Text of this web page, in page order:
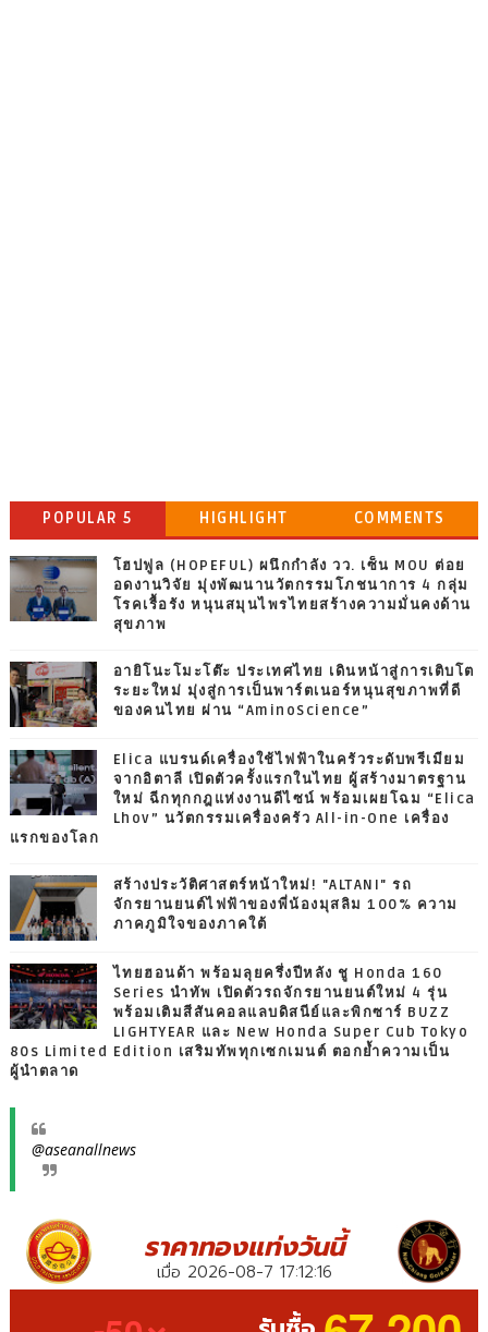
POPULAR 5 HIGHLIGHT COMMENTS
โฮปฟูล (HOPEFUL) ผนึกกำลัง วว. เซ็น MOU ต่อย
อดงานวิจัย มุ่งพัฒนานวัตกรรมโภชนาการ 4 กลุ่ม
โรคเรื้อรัง หนุนสมุนไพรไทยสร้างความมั่นคงด้าน
สุขภาพ
อายิโนะโมะโต๊ะ ประเทศไทย เดินหน้าสู่การเติบโต
ระยะใหม่ มุ่งสู่การเป็นพาร์ตเนอร์หนุนสุขภาพที่ดี
ของคนไทย ผ่าน “AminoScience”
Elica แบรนด์เครื่องใช้ไฟฟ้าในครัวระดับพรีเมียม
จากอิตาลี เปิดตัวครั้งแรกในไทย ผู้สร้างมาตรฐาน
ใหม่ ฉีกทุกกฎแห่งงานดีไซน์ พร้อมเผยโฉม “Elica
Lhov” นวัตกรรมเครื่องครัว All-in-One เครื่อง
แรกของโลก
สร้างประวัติศาสตร์หน้าใหม่! "ALTANI" รถ
จักรยานยนต์ไฟฟ้าของพี่น้องมุสลิม 100% ความ
ภาคภูมิใจของภาคใต้
ไทยฮอนด้า พร้อมลุยครึ่งปีหลัง ชู Honda 160
Series นำทัพ เปิดตัวรถจักรยานยนต์ใหม่ 4 รุ่น
พร้อมเติมสีสันคอลแลบดิสนีย์และพิกซาร์ BUZZ
LIGHTYEAR และ New Honda Super Cub Tokyo
80s Limited Edition เสริมทัพทุกเซกเมนต์ ตอกย้ำความเป็น
ผู้นำตลาด
@aseanallnews